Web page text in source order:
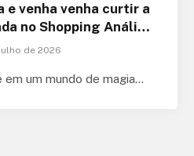
e venha venha curtir a
no Shopping Anália
Francode 2026
um mundo de magia…